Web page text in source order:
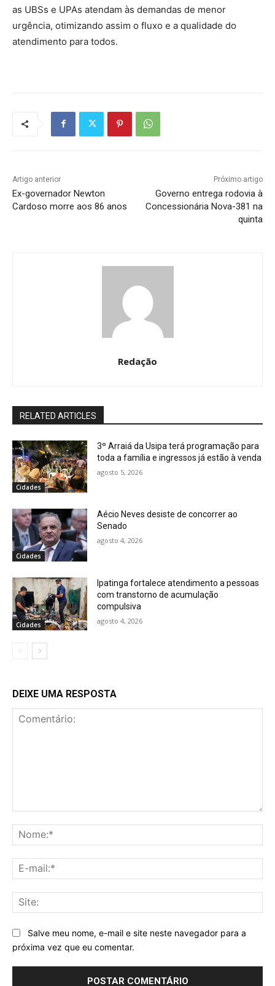
as UBSs e UPAs atendam às demandas de menor
urgência, otimizando assim o fluxo e a qualidade do
atendimento para todos.
Artigo anterior
Ex-governador Newton
Cardoso morre aos 86 anos
Próximo artigo
Governo entrega rodovia à
Concessionária Nova-381 na
quinta
Redação
RELATED ARTICLES
Cidades
3º Arraiá da Usipa terá programação para
toda a família e ingressos já estão à venda
agosto 5, 2026
Cidades
Aécio Neves desiste de concorrer ao
Senado
agosto 4, 2026
Cidades
Ipatinga fortalece atendimento a pessoas
com transtorno de acumulação
compulsiva
agosto 4, 2026
DEIXE UMA RESPOSTA
Salve meu nome, e-mail e site neste navegador para a
próxima vez que eu comentar.